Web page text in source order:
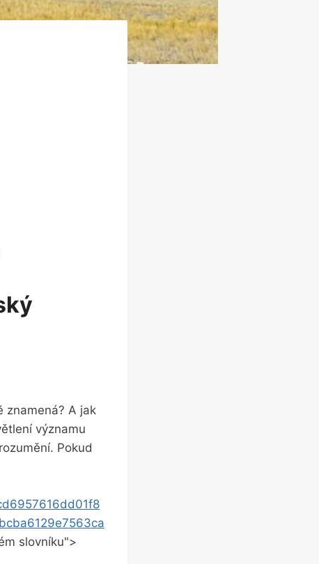
znamená? A jak
významu
Pokud
slovníku">